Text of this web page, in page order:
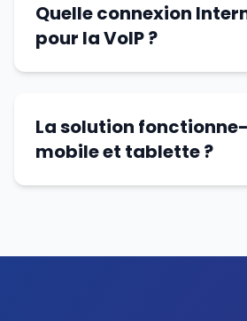
Quelle connexion
pour la VoIP ?
La solution
mobile et tablette ?